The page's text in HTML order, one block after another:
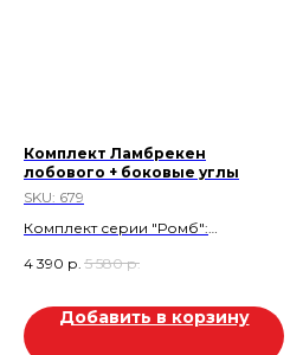
Комплект Ламбрекен
лобового + боковые углы
SKU: 679
Комплект серии "Ромб":
углы ( с вышивкой Kama*).
Скидка 1.190 руб.
4 390 р. 5 580 р.
Добавить в корзину